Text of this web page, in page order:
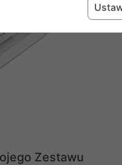
Zestawu